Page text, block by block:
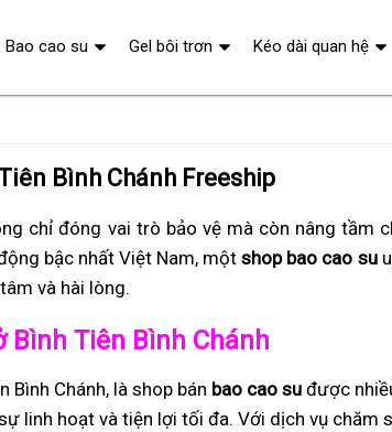
Bình Chánh Freeship
chỉ đóng vai trò bảo vệ mà còn nâng tầm
bậc nhất Việt Nam, mộtshop bao cao su
và hài lòng.
Bình Tiên Bình Chánh
Bình Chánh, là shop bán bao cao su được
linh hoạt và tiện lợi tối đa. Với dịch vụ chăm
Bao cao su Gel bôi trơn Kéo dài quan hệ